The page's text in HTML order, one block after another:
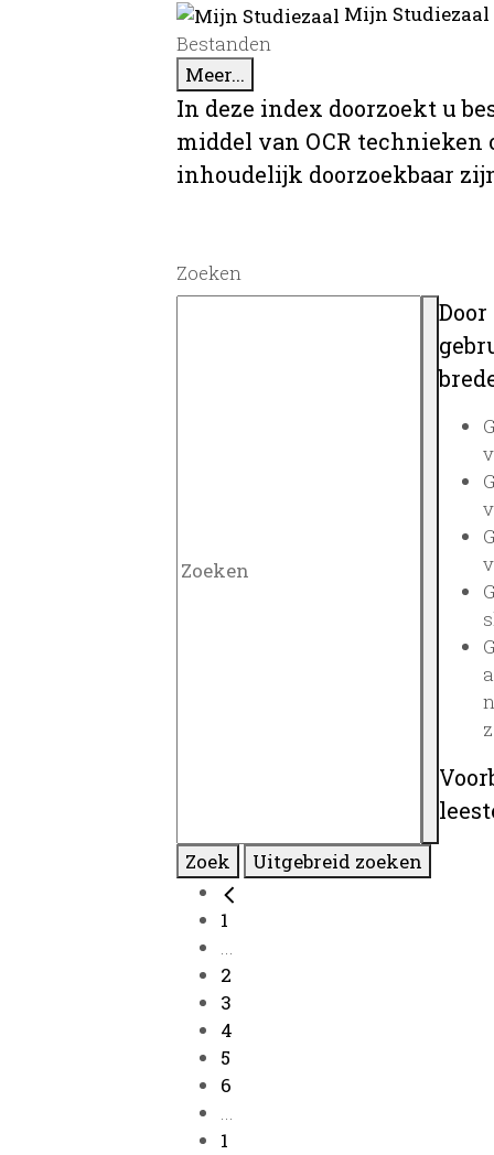
Mijn
Bestanden
Meer...
In deze index doorzoekt u
middel van OCR
inhoudelijk doorzoekbaar
Zoeken
Zoek Uitgebreid zoeken
1
...
2
3
4
5
6
...
1